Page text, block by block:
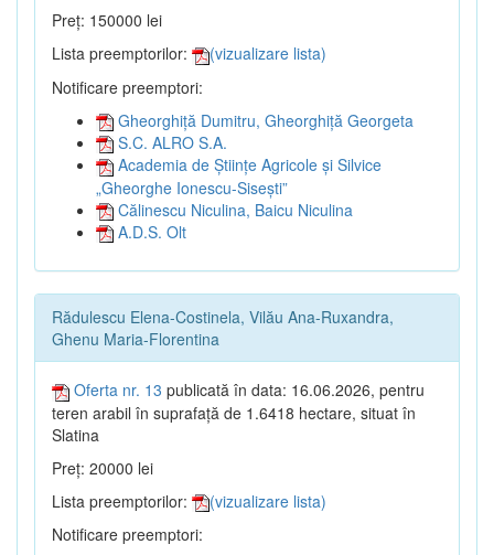
Preț: 150000 lei
Lista preemptorilor:
(vizualizare lista)
Notificare preemptori:
Gheorghiță Dumitru, Gheorghiță Georgeta
S.C. ALRO S.A.
Academia de Științe Agricole și Silvice
„Gheorghe Ionescu-Sisești”
Călinescu Niculina, Baicu Niculina
A.D.S. Olt
Rădulescu Elena-Costinela, Vilău Ana-Ruxandra,
Ghenu Maria-Florentina
Oferta nr. 13 publicată în data: 16.06.2026, pentru
teren arabil în suprafață de 1.6418 hectare, situat în
Slatina
Preț: 20000 lei
Lista preemptorilor:
(vizualizare lista)
Notificare preemptori: